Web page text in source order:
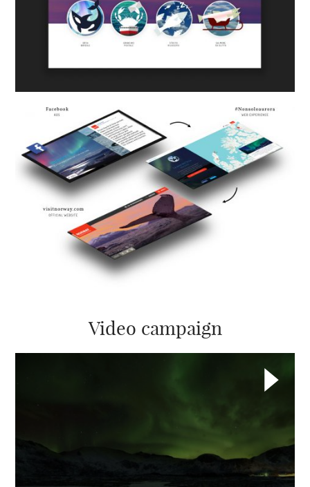
Video campaign